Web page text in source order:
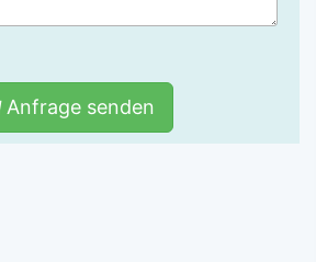
Anfrage senden